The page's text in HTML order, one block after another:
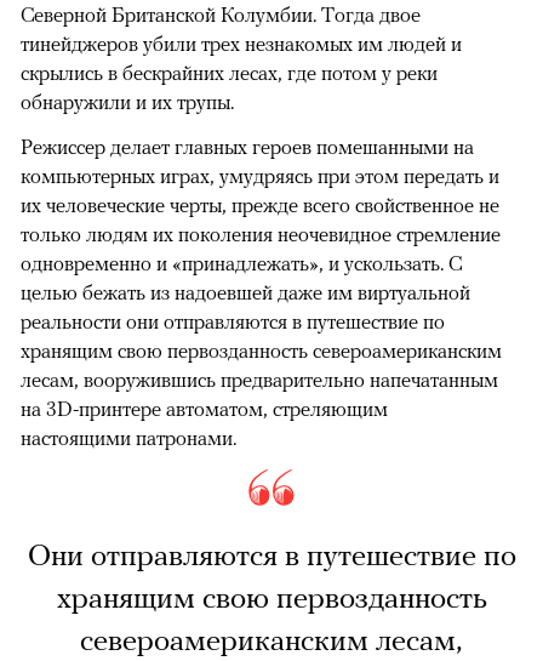
Северной Британской Колумбии. Тогда двое
тинейджеров убили трех незнакомых им людей и
скрылись в бескрайних лесах, где потом у реки
обнаружили и их трупы.
Режиссер делает главных героев помешанными на
компьютерных играх, умудряясь при этом передать и
их человеческие черты, прежде всего свойственное не
только людям их поколения неочевидное стремление
одновременно и «принадлежать», и ускользать. С
целью бежать из надоевшей даже им виртуальной
реальности они отправляются в путешествие по
хранящим свою первозданность североамериканским
лесам, вооружившись предварительно напечатанным
на 3D-принтере автоматом, стреляющим
настоящими патронами.
Они отправляются в путешествие по
хранящим свою первозданность
североамериканским лесам,